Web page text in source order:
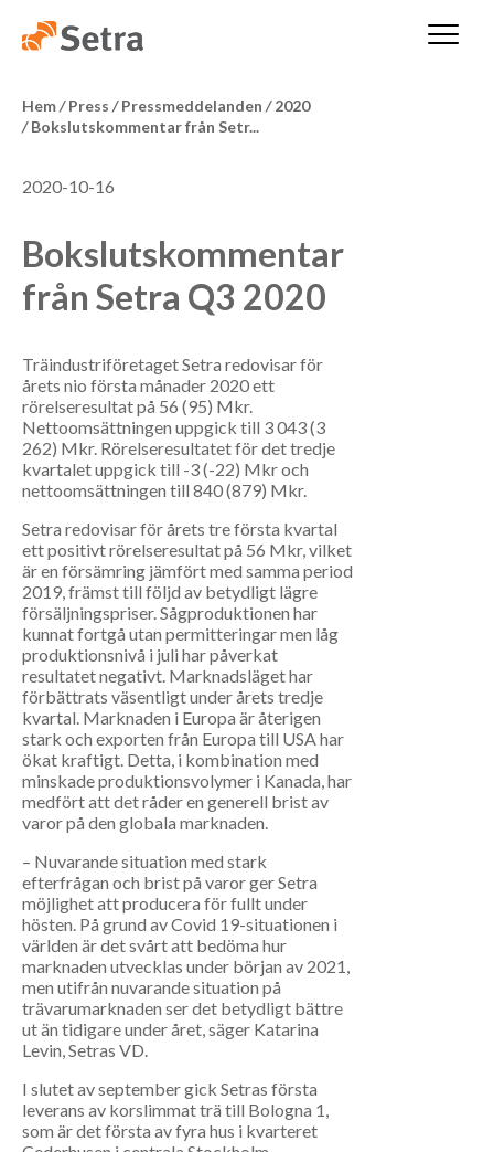
Hem/ Press / Pressmeddelanden / 2020
/ Bokslutskommentar från Setr...
2020-10-16
Bokslutskommentar
från Setra Q3 2020
Träindustriföretaget Setra redovisar för
årets nio första månader 2020 ett
rörelseresultat på 56 (95) Mkr.
Nettoomsättningen uppgick till 3 043 (3
262) Mkr. Rörelseresultatet för det tredje
kvartalet uppgick till -3 (-22) Mkr och
nettoomsättningen till 840 (879) Mkr.
Setra redovisar för årets tre första kvartal
ett positivt rörelseresultat på 56 Mkr, vilket
är en försämring jämfört med samma period
2019, främst till följd av betydligt lägre
försäljningspriser. Sågproduktionen har
kunnat fortgå utan permitteringar men låg
produktionsnivå i juli har påverkat
resultatet negativt. Marknadsläget har
förbättrats väsentligt under årets tredje
kvartal. Marknaden i Europa är återigen
stark och exporten från Europa till USA har
ökat kraftigt. Detta, i kombination med
minskade produktionsvolymer i Kanada, har
medfört att det råder en generell brist av
varor på den globala marknaden.
–­ Nuvarande situation med stark
efterfrågan och brist på varor ger Setra
möjlighet att producera för fullt under
hösten. På grund av Covid 19-situationen i
världen är det svårt att bedöma hur
marknaden utvecklas under början av 2021,
men utifrån nuvarande situation på
trävarumarknaden ser det betydligt bättre
ut än tidigare under året, säger Katarina
Levin, Setras VD.
I slutet av september gick Setras första
leverans av korslimmat trä till Bologna 1,
som är det första av fyra hus i kvarteret